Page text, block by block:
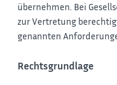
übernehmen. Bei
zur Vertretung
genannten
Rechtsgrundlage